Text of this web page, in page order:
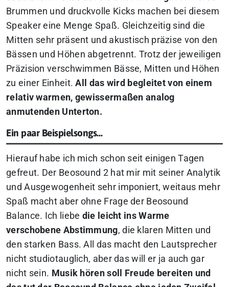
Brummen und druckvolle Kicks machen bei diesem
Speaker eine Menge Spaß. Gleichzeitig sind die
Mitten sehr präsent und akustisch präzise von den
Bässen und Höhen abgetrennt. Trotz der jeweiligen
Präzision verschwimmen Bässe, Mitten und Höhen
zu einer Einheit.All das wird begleitet von einem
relativ warmen, gewissermaßen analog
anmutenden Unterton.
Ein paar Beispielsongs…
Hierauf habe ich mich schon seit einigen Tagen
gefreut. Der Beosound 2 hat mir mit seiner Analytik
und Ausgewogenheit sehr imponiert, weitaus mehr
Spaß macht aber ohne Frage der Beosound
Balance. Ich liebe die leicht ins Warme
verschobene Abstimmung, die klaren Mitten und
den starken Bass. All das macht den Lautsprecher
nicht studiotauglich, aber das will er ja auch gar
nicht sein. Musik hören soll Freude bereiten und